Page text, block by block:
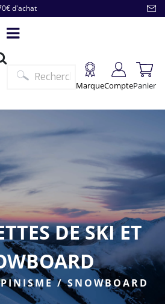
d'achat
MarqueComptePanier
DE SKI ET
/ SNOWBOARD